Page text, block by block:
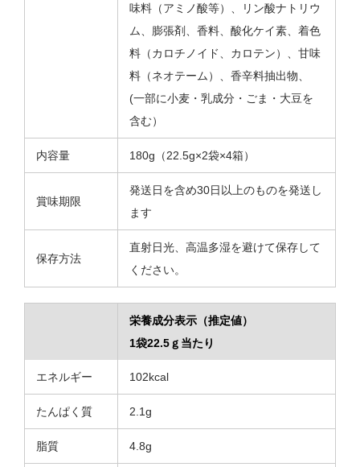
味料（アミノ酸等）、リン酸ナトリウ
ム、膨張剤、香料、酸化ケイ素、着色
料（カロチノイド、カロテン）、甘味
料（ネオテーム）、香辛料抽出物、
(一部に小麦・乳成分・ごま・大豆を
含む）
内容量 180g（22.5g×2袋×4箱）
賞味期限
発送日を含め30日以上のものを発送し
ます
保存方法
直射日光、高温多湿を避けて保存して
ください。
栄養成分表示（推定値）
1袋22.5ｇ当たり
エネルギー 102kcal
たんぱく質 2.1g
脂質 4.8g